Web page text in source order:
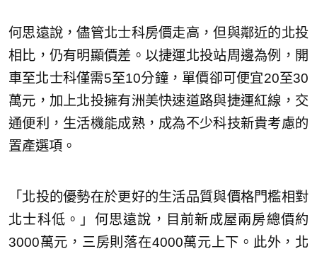
何思遠說，儘管北士科房價走高，但與鄰近的北投
相比，仍有明顯價差。以捷運北投站周邊為例，開
車至北士科僅需5至10分鐘，單價卻可便宜20至30
萬元，加上北投擁有洲美快速道路與捷運紅線，交
通便利，生活機能成熟，成為不少科技新貴考慮的
置產選項。
「北投的優勢在於更好的生活品質與價格門檻相對
北士科低。」何思遠說，目前新成屋兩房總價約
3000萬元，三房則落在4000萬元上下。此外，北